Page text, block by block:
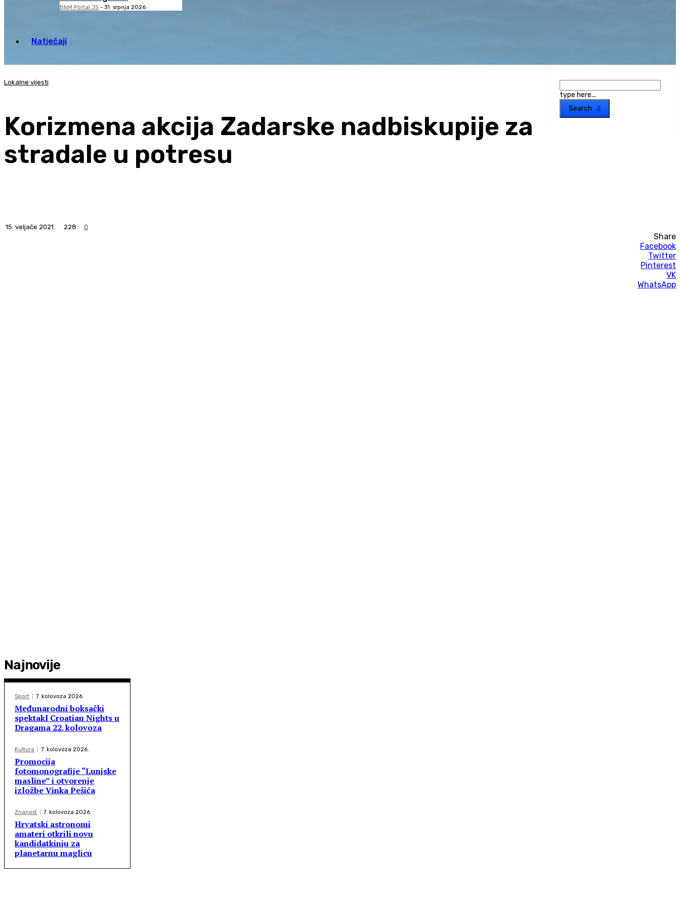
BNM Portal JS - 31. srpnja 2026.
Natječaji
type here...
Search
Lokalne vijesti
Korizmena akcija Zadarske nadbiskupije za
stradale u potresu
15. veljače 2021. 228 0
Share
Facebook
Twitter
Pinterest
VK
WhatsApp
Najnovije
Sport 7. kolovoza 2026.
Međunarodni boksački
spektakl Croatian Nights u
Dragama 22. kolovoza
Kultura 7. kolovoza 2026.
Promocija
fotomonografije “Lunjske
masline” i otvorenje
izložbe Vinka Pešića
Znanost 7. kolovoza 2026.
Hrvatski astronomi
amateri otkrili novu
kandidatkinju za
planetarnu maglicu